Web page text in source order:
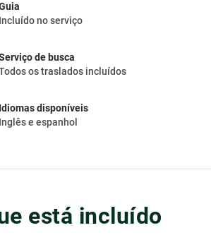
Incluído no serviço
de busca
os traslados incluídos
Idiomas disponíveis
Inglês e espanhol
está incluído